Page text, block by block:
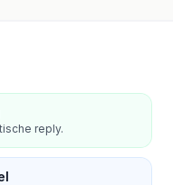
reply.